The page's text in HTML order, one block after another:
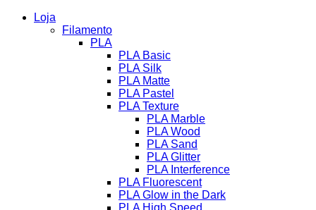
Loja
Filamento
PLA
PLA Basic
PLA Silk
PLA Matte
PLA Pastel
PLA Texture
PLA Marble
PLA Wood
PLA Sand
PLA Glitter
PLA Interference
PLA Fluorescent
PLA Glow in the Dark